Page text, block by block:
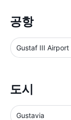
공항
Gustaf III Airport
도시
Gustavia